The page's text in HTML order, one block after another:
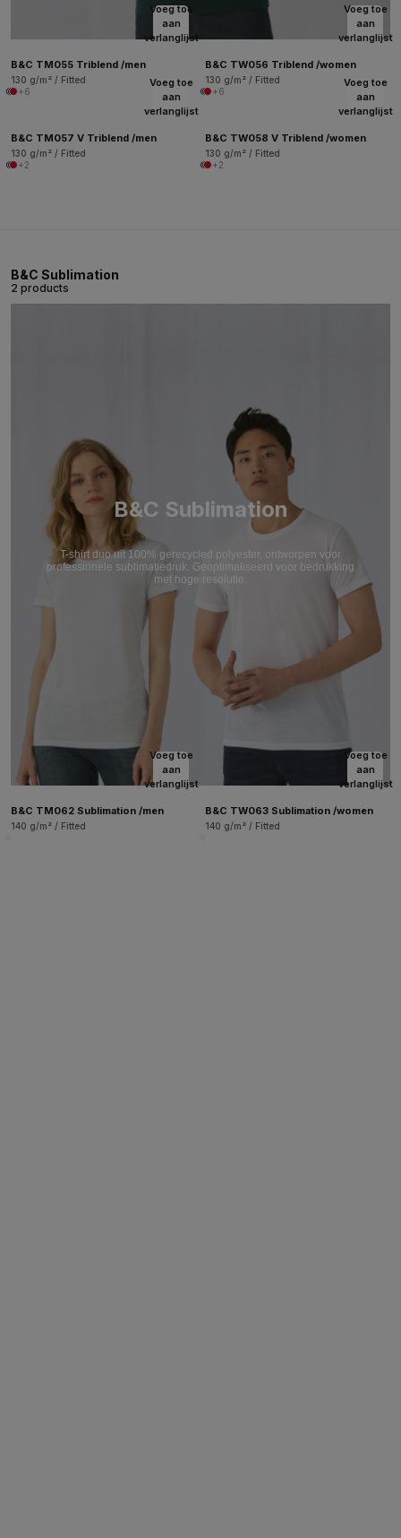
Voeg toe
aan
verlanglijst
B&C TM055 Triblend /men
130 g/m² / Fitted
+6
Voeg toe
aan
verlanglijst
B&C TW056 Triblend /women
130 g/m² / Fitted
+6
Voeg toe
aan
verlanglijst
B&C TM057 V Triblend /men
130 g/m² / Fitted
+2
Voeg toe
aan
verlanglijst
B&C TW058 V Triblend /women
130 g/m² / Fitted
+2
B&C Sublimation
2 products
B&C Sublimation
T-shirt duo uit 100% gerecycled polyester, ontworpen voor
professionele sublimatiedruk. Geoptimaliseerd voor bedrukking
met hoge resolutie.
Voeg toe
aan
verlanglijst
B&C TM062 Sublimation /men
140 g/m² / Fitted
Voeg toe
aan
verlanglijst
B&C TW063 Sublimation /women
140 g/m² / Fitted